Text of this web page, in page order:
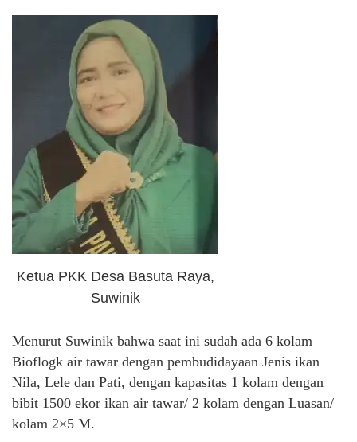
Ketua PKK Desa Basuta Raya,
Suwinik
Menurut Suwinik bahwa saat ini sudah ada 6 kolam
Bioflogk air tawar dengan pembudidayaan Jenis ikan
Nila, Lele dan Pati, dengan kapasitas 1 kolam dengan
bibit 1500 ekor ikan air tawar/ 2 kolam dengan Luasan/
kolam 2×5 M.